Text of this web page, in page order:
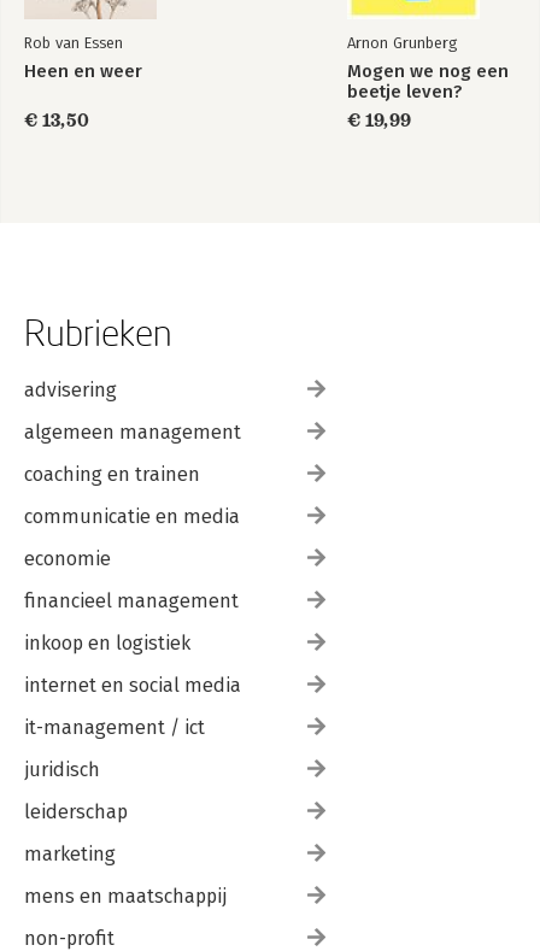
Rob van Essen
Heen en weer
€ 13,50
Arnon Grunberg
Mogen we nog een
beetje leven?
€ 19,99
Rubrieken
advisering
algemeen management
coaching en trainen
communicatie en media
economie
financieel management
inkoop en logistiek
internet en social media
it-management / ict
juridisch
leiderschap
marketing
mens en maatschappij
non-profit